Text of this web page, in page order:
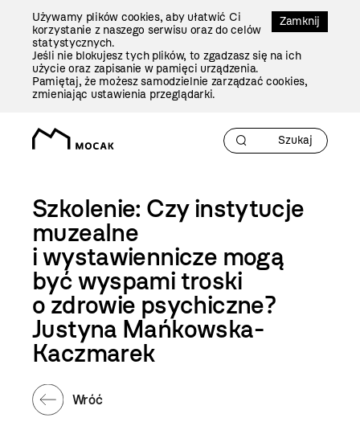
Zamknij
Używamy plików cookies, aby ułatwić Ci
korzystanie z naszego serwisu oraz do celów
statystycznych.
Jeśli nie blokujesz tych plików, to zgadzasz się na ich
użycie oraz zapisanie w pamięci urządzenia.
Pamiętaj, że możesz samodzielnie zarządzać cookies,
zmieniając ustawienia przeglądarki.
Szkolenie: Czy instytucje
muzealne
i wystawiennicze mogą
być wyspami troski
o zdrowie psychiczne?
Justyna Mańkowska-
Kaczmarek
Wróć